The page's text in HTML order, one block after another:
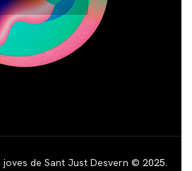
joves de Sant Just Desvern © 2025.